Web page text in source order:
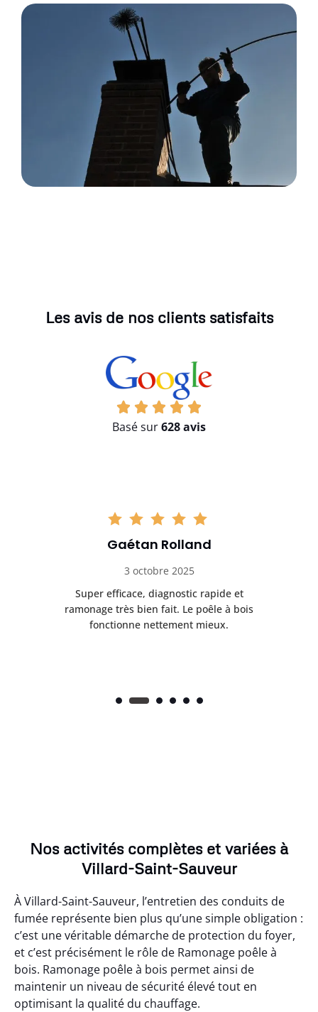
Les avis de nos clients satisfaits
Basé sur628 avis
Gaétan Rolland
3 octobre 2025
Super efficace, diagnostic rapide et
ramonage très bien fait. Le poêle à bois
fonctionne nettement mieux.
Nos activités complètes et variées à
Villard-Saint-Sauveur
À Villard-Saint-Sauveur, l’entretien des conduits de
fumée représente bien plus qu’une simple obligation :
c’est une véritable démarche de protection du foyer,
et c’est précisément le rôle de Ramonage poêle à
bois. Ramonage poêle à bois permet ainsi de
maintenir un niveau de sécurité élevé tout en
optimisant la qualité du chauffage.